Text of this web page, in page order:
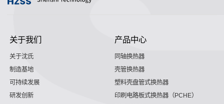
关于我们
关于沈氏
制造基地
可持续发展
研发创新
产品中心
同轴换热器
壳管换热器
塑料壳盘管式换热器
印刷电路板式换热器（PCHE）